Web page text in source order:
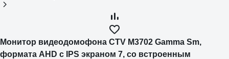
Монитор видеодомофона CTV M3702 Gamma Sm,
формата AHD с IPS экраном 7, со встроенным